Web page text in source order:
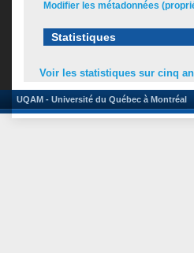
Modifier les métadonnées
Statistiques
Voir les statistiques sur cinq
UQAM - Université du Québec à Montréal